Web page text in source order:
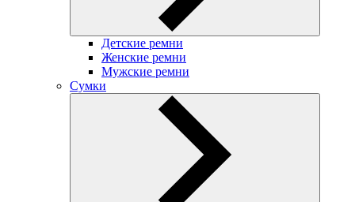
Детские ремни
Женские ремни
Мужские ремни
Сумки